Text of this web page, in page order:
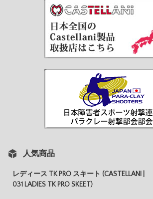
人気商品
レディース TK PRO スキート (CASTELLANI |
031 LADIES TK PRO SKEET)